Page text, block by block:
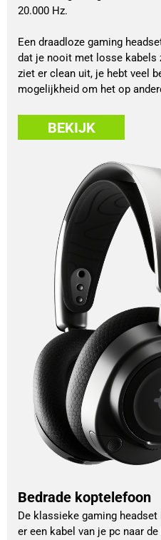
20.000 Hz.
Een draadloze gaming
dat je nooit met losse kabels
ziet er clean uit, je hebt veel
mogelijkheid om het op
BEKIJK
Bedrade koptelefoon
De klassieke gaming
er een kabel van je pc naar